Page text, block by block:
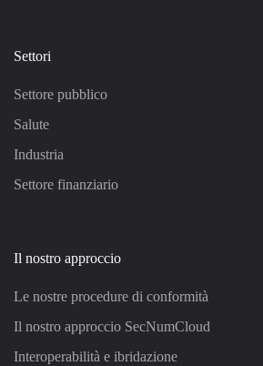
Settori
Settore pubblico
Salute
Industria
Settore finanziario
Il nostro approccio
Le nostre procedure di conformità
Il nostro approccio SecNumCloud
Interoperabilità e ibridazione